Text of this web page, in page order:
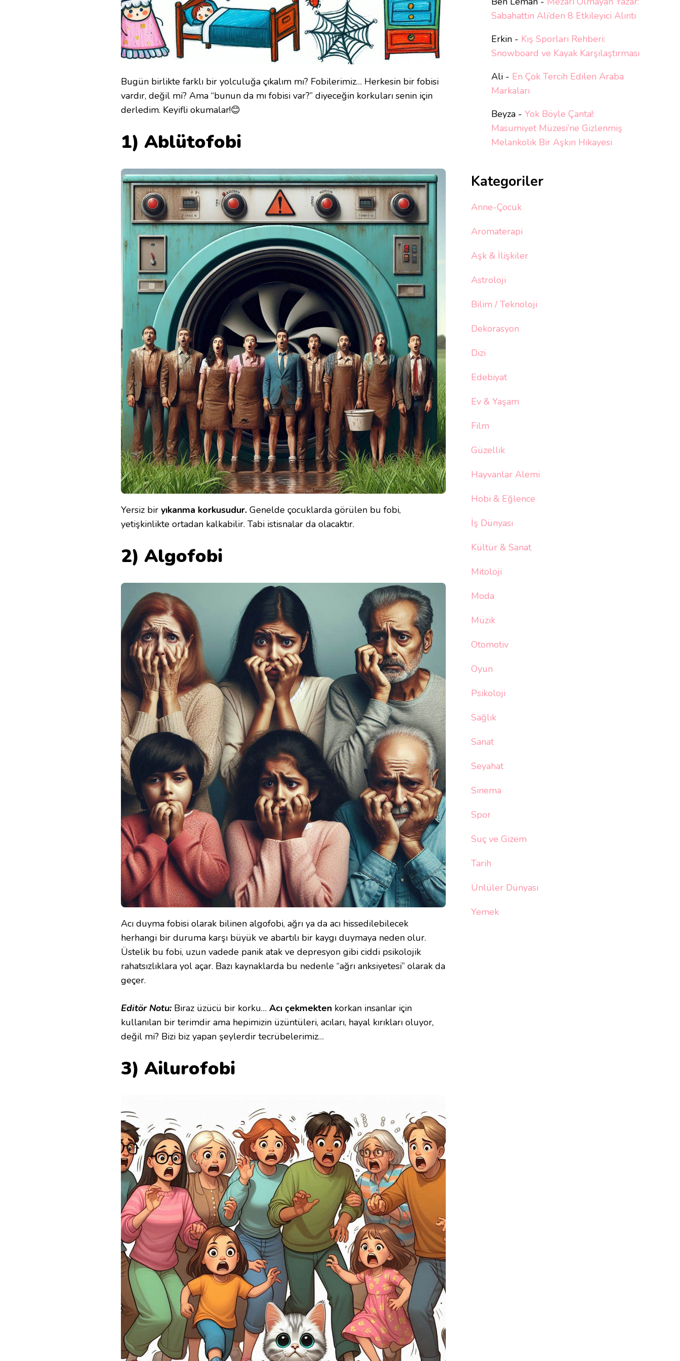
Bugün birlikte farklı bir yolculuğa çıkalım mı? Fobilerimiz… Herkesin bir fobisi
vardır, değil mi? Ama “bunun da mı fobisi var?” diyeceğin korkuları senin için
derledim. Keyifli okumalar!😊
1) Ablütofobi
Yersiz bir yıkanma korkusudur. Genelde çocuklarda görülen bu fobi,
yetişkinlikte ortadan kalkabilir. Tabi istisnalar da olacaktır.
2) Algofobi
Acı duyma fobisi olarak bilinen algofobi, ağrı ya da acı hissedilebilecek
herhangi bir duruma karşı büyük ve abartılı bir kaygı duymaya neden olur.
Üstelik bu fobi, uzun vadede panik atak ve depresyon gibi ciddi psikolojik
rahatsızlıklara yol açar. Bazı kaynaklarda bu nedenle “ağrı anksiyetesi” olarak da
geçer.
Editör Notu: Biraz üzücü bir korku… Acı çekmekten korkan insanlar için
kullanılan bir terimdir ama hepimizin üzüntüleri, acıları, hayal kırıkları oluyor,
değil mi? Bizi biz yapan şeylerdir tecrübelerimiz…
3) Ailurofobi
Sabahattin Ali’den 8 Etkileyici Alıntı
Erkin- Kış Sporları Rehberi:
Snowboard ve Kayak Karşılaştırması
Ali- En Çok Tercih Edilen Araba
Markaları
Beyza- Yok Böyle Çanta!:
Masumiyet Müzesi’ne Gizlenmiş
Melankolik Bir Aşkın Hikayesi
Kategoriler
Anne-Çocuk
Aromaterapi
Aşk & İlişkiler
Astroloji
Bilim / Teknoloji
Dekorasyon
Dizi
Edebiyat
Ev & Yaşam
Film
Güzellik
Hayvanlar Alemi
Hobi & Eğlence
İş Dünyası
Kültür & Sanat
Mitoloji
Moda
Müzik
Otomotiv
Oyun
Psikoloji
Sağlık
Sanat
Seyahat
Sinema
Spor
Suç ve Gizem
Tarih
Ünlüler Dünyası
Yemek